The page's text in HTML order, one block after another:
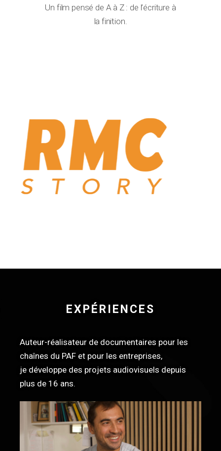
Un film pensé de A à Z : de l’écriture à
la finition.
EXPÉRIENCES
Auteur-réalisateur de documentaires pour les
chaînes du PAF et pour les entreprises,
je développe des projets audiovisuels depuis
plus de 16 ans.